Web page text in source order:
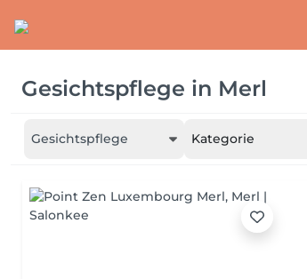
Gesichtspflege in Merl
Gesichtspflege Kategorie